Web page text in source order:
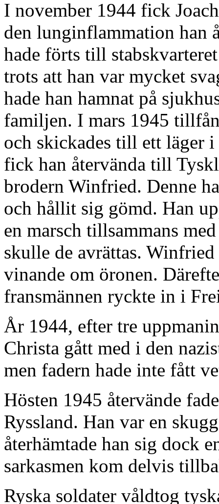
I november 1944 fick
den lunginflammation han
hade förts till
trots att han var mycket
hade han hamnat på
familjen. I mars 1945
och skickades till ett läger
fick han återvända till
brodern Winfried. Denne
och hållit sig gömd. Han
en marsch tillsammans
skulle de avrättas.
vinande om öronen.
fransmännen ryckte in i
År 1944, efter tre
Christa gått med i den
men fadern hade inte fått
Hösten 1945 återvände
Ryssland. Han var en
återhämtade han sig dock
sarkasmen kom delvis
Ryska soldater våldtog